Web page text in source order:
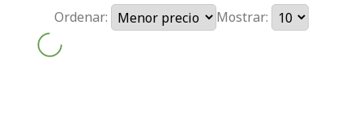
Ordenar: Mostrar: